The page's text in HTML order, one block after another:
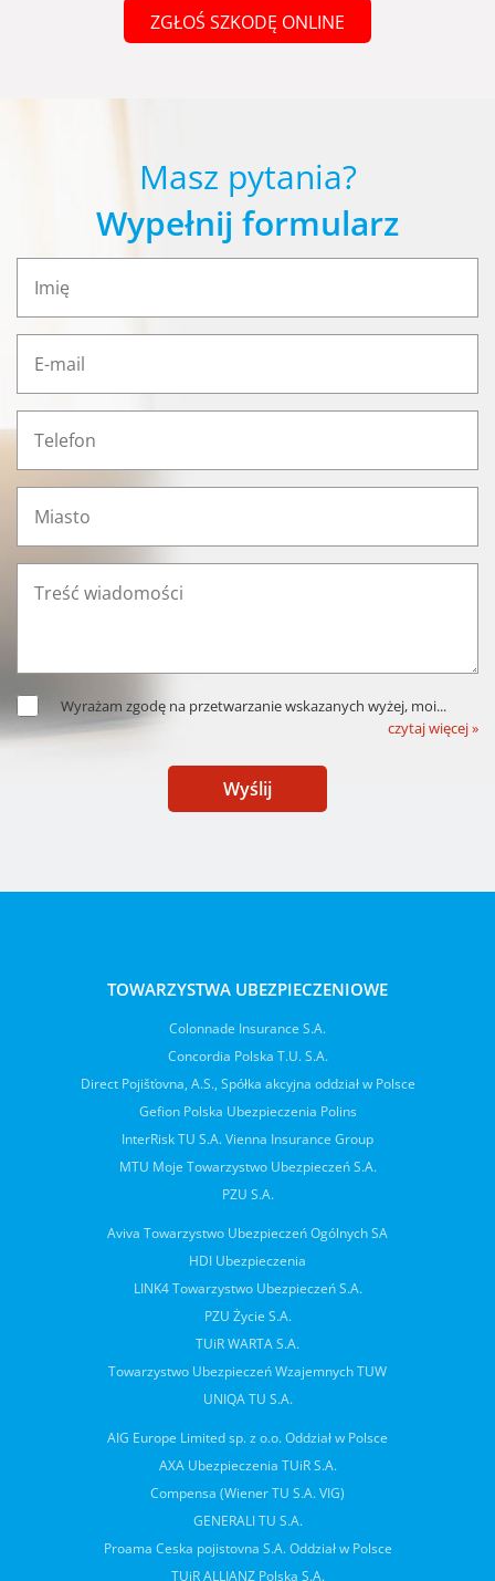
ZGŁOŚ SZKODĘ ONLINE
Masz pytania?
Wypełnij formularz
Wyrażam zgodę na przetwarzanie wskazanych wyżej, moi...
czytaj więcej »
Wyślij
TOWARZYSTWA UBEZPIECZENIOWE
Colonnade Insurance S.A.
Concordia Polska T.U. S.A.
Direct Pojišťovna, A.S., Spółka akcyjna oddział w Polsce
Gefion Polska Ubezpieczenia Polins
InterRisk TU S.A. Vienna Insurance Group
MTU Moje Towarzystwo Ubezpieczeń S.A.
PZU S.A.
Aviva Towarzystwo Ubezpieczeń Ogólnych SA
HDI Ubezpieczenia
LINK4 Towarzystwo Ubezpieczeń S.A.
PZU Życie S.A.
TUiR WARTA S.A.
Towarzystwo Ubezpieczeń Wzajemnych TUW
UNIQA TU S.A.
AIG Europe Limited sp. z o.o. Oddział w Polsce
AXA Ubezpieczenia TUiR S.A.
Compensa (Wiener TU S.A. VIG)
GENERALI TU S.A.
Proama Ceska pojistovna S.A. Oddział w Polsce
TUiR ALLIANZ Polska S.A.